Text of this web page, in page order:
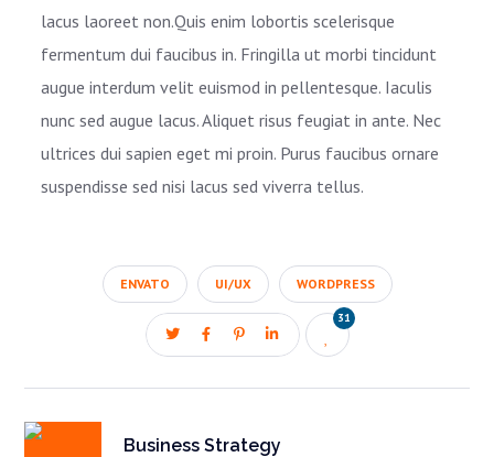
lacus laoreet non.Quis enim lobortis scelerisque
fermentum dui faucibus in. Fringilla ut morbi tincidunt
augue interdum velit euismod in pellentesque. Iaculis
nunc sed augue lacus. Aliquet risus feugiat in ante. Nec
ultrices dui sapien eget mi proin. Purus faucibus ornare
suspendisse sed nisi lacus sed viverra tellus.
ENVATO UI/UX WORDPRESS
31
Business Strategy